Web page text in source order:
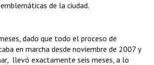
CARTA ORGÁNICA
de la ciudad.
dado que todo el proceso de
en marcha desde noviembre de 2007 y
llevó exactamente seis meses, a lo